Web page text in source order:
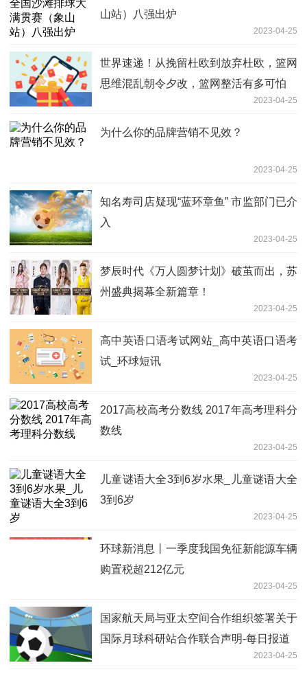
山站）八强出炉
2023-04-25
世界速递！从挽留杜欧到放弃杜欧，篮网
思维混乱朝令夕改，篮网整活有多可怕
2023-04-25
为什么你的品牌营销不见效？
2023-04-25
知名寿司店疑现“蓝环章鱼” 市监部门已介
入
2023-04-25
梦辰时代《万人圆梦计划》破茧而出，苏
州盛典揭幕全新篇章！
2023-04-25
高中英语口语考试网站_高中英语口语考
试_环球短讯
2023-04-25
2017高校高考分数线 2017年高考理科分
数线
2023-04-25
儿童谜语大全3到6岁水果_儿童谜语大全
3到6岁
2023-04-25
环球新消息丨一季度我国免征新能源车辆
购置税超212亿元
2023-04-25
国家航天局与亚太空间合作组织签署关于
国际月球科研站合作联合声明-每日报道
2023-04-25